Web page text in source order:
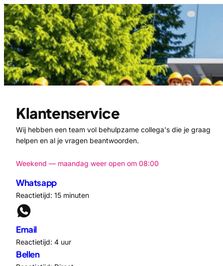
Klantenservice
Wij hebben een team vol behulpzame collega's die je graag
helpen en al je vragen beantwoorden.
Weekend — maandag weer open om 08:00
Whatsapp
Reactietijd: 15 minuten
Email
Reactietijd: 4 uur
Bellen